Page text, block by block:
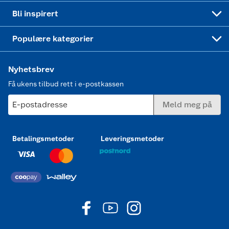
Bli inspirert
Populære kategorier
Nyhetsbrev
Få ukens tilbud rett i e-postkassen
E-postadresse Meld meg på
Betalingsmetoder Leveringsmetoder